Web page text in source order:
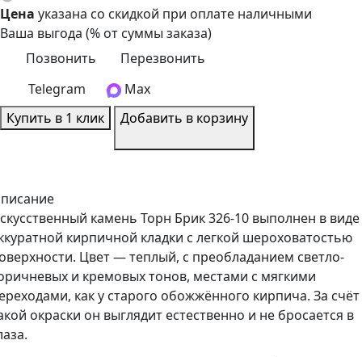
Цена указана со скидкой при оплате наличными
Ваша выгода (% от суммы заказа)
Позвонить
Перезвонить
Telegram
Max
Купить в 1 клик
Добавить в корзину
камень Торн Брик 326-10 выполнен в виде
кирпичной кладки с легкой шероховатостью
Цвет — теплый, с преобладанием светло-
и кремовых тонов, местами с мягкими
как у старого обожжённого кирпича. За счёт
окраски он выглядит естественно и не бросается в